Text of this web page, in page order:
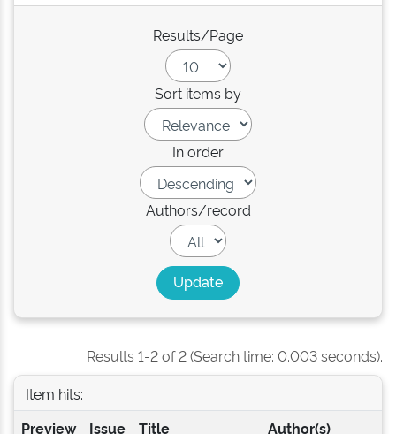
Results/Page
Sort items by
In order
Authors/record
Results 1-2 of 2 (Search time: 0.003 seconds).
Item hits:
Preview
Issue
Title Author(s)